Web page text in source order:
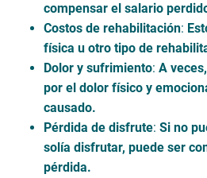
compensar el salario
Costos de rehabilitación:
física u otro tipo de
Dolor y sufrimiento: A
por el dolor físico y
causado.
Pérdida de disfrute: Si no
solía disfrutar, puede ser
pérdida.